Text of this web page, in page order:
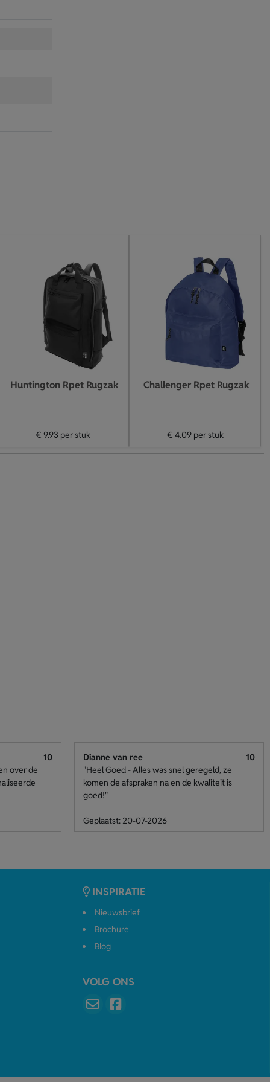
Huntington Rpet Rugzak
€ 9.93 per stuk
Challenger Rpet Rugzak
€ 4.09per stuk
10
over de
Dianne van ree
10
"Heel Goed - Alles was snel geregeld, ze
komen de afspraken na en de kwaliteit is
goed!"
Geplaatst: 20-07-2026
INSPIRATIE
Nieuwsbrief
Brochure
Blog
VOLG ONS